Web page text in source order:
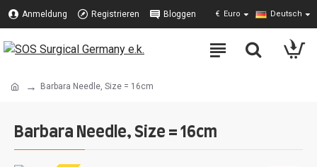
Anmeldung Registrieren Bloggen € Euro Deutsch
Barbara Needle, Size = 16cm
Barbara Needle, Size = 16cm